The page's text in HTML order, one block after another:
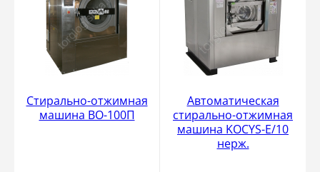
Cтирально-отжимная
машина ВО-100П
Автоматическая
стирально-отжимная
машина KOCYS-E/10
нерж.